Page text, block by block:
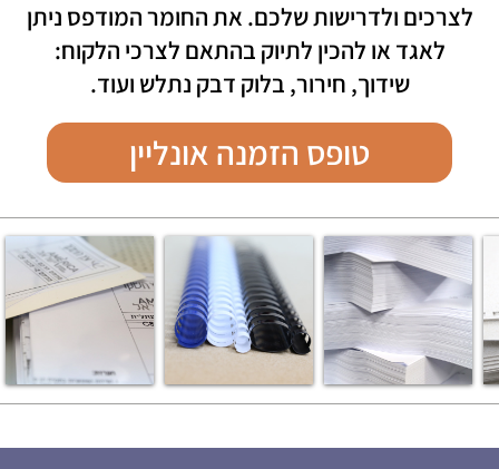
לצרכים ולדרישות שלכם. את החומר המודפס ניתן
לאגד או להכין לתיוק בהתאם לצרכי הלקוח:
שידוך, חירור, בלוק דבק נתלש ועוד.
טופס הזמנה אונליין